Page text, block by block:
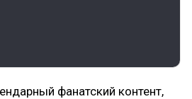
фанатский контент,